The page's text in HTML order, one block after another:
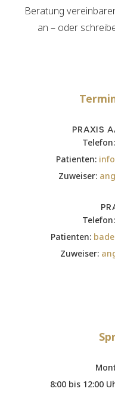
Beratung
an – oder
PRAXIS
Telefon:
Patienten:
Zuweiser:
Telefon:
Patienten:
Zuweiser:
8:00 bis 12:00